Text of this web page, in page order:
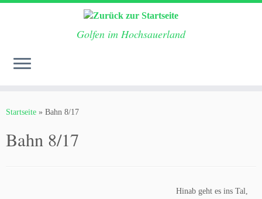
Inhalt
Golfen im Hochsauerland
Startseite » Bahn 8/17
Bahn 8/17
Hinab geht es ins Tal,